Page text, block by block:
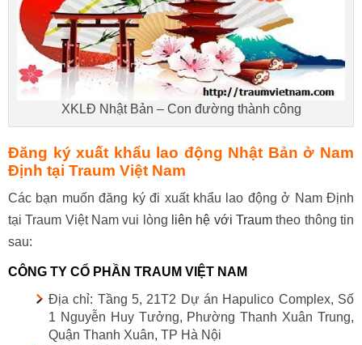
XKLĐ Nhật Bản – Con đường thành công
Đăng ký xuất khẩu lao động Nhật Bản ở Nam
Định tại Traum Việt Nam
Các bạn muốn đăng ký đi xuất khẩu lao động ở Nam Định
tại Traum Việt Nam vui lòng liên hệ với Traum theo thông tin
sau:
CÔNG TY CỔ PHẦN TRAUM VIỆT NAM
Địa chỉ: Tầng 5, 21T2 Dự án Hapulico Complex, Số
1 Nguyễn Huy Tưởng, Phường Thanh Xuân Trung,
Quận Thanh Xuân, TP Hà Nội